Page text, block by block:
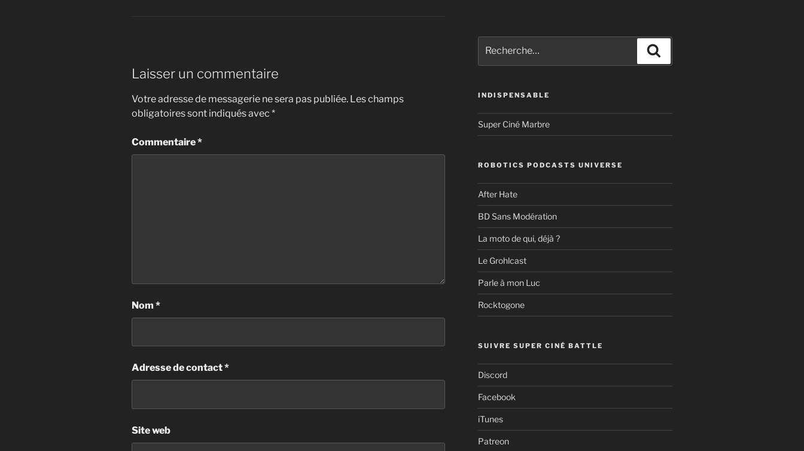
Laisser un commentaire
Votre adresse de messagerie ne sera pas publiée. Les champs
obligatoires sont indiqués avec *
Commentaire*
Nom *
Adresse de contact*
Site web
pour
:
INDISPENSABLE
Super Ciné Marbre
ROBOTICS PODCASTS UNIVERSE
After Hate
BD Sans Modération
La moto de qui, déjà ?
Le Grohlcast
Parle à mon Luc
Rocktogone
SUIVRE SUPER CINÉ BATTLE
Discord
Facebook
iTunes
Patreon